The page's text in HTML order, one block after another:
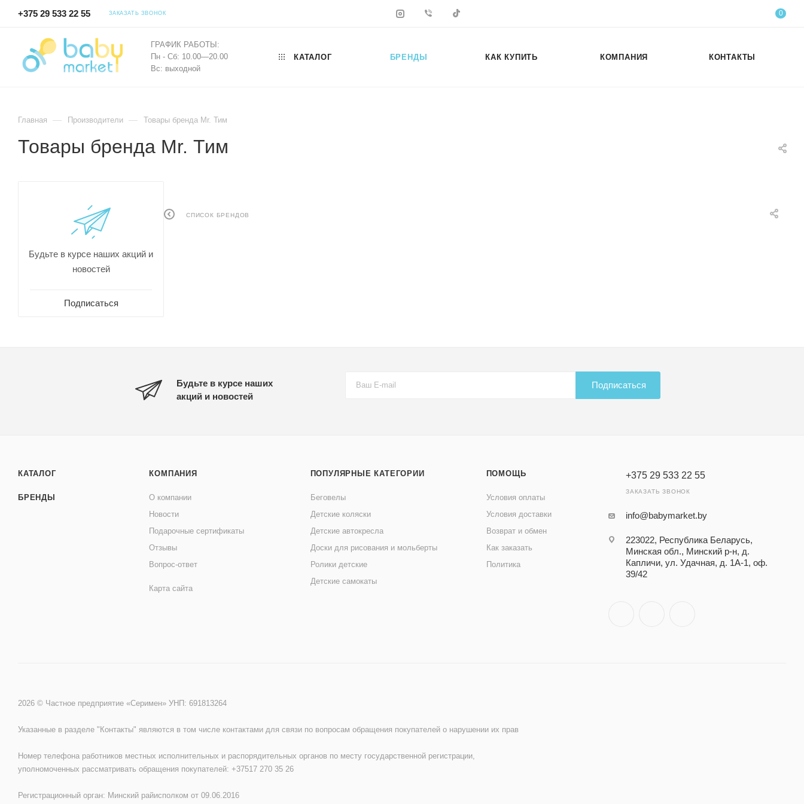
+375 29 533 22 55 ЗАКАЗАТЬ ЗВОНОК 0
ГРАФИК РАБОТЫ:
Пн - Сб: 10.00—20.00
Вс: выходной
КАТАЛОГ БРЕНДЫ КАК КУПИТЬ КОМПАНИЯ КОНТАКТЫ
Главная — Производители — Товары бренда Mr. Тим
Товары бренда Mr. Тим
СПИСОК БРЕНДОВ
Будьте в курсе наших акций и
новостей
Подписаться
Будьте в курсе наших
акций и новостей
Подписаться
КАТАЛОГ
БРЕНДЫ
КОМПАНИЯ
О компании
Новости
Подарочные сертификаты
Отзывы
Вопрос-ответ
Карта сайта
ПОПУЛЯРНЫЕ КАТЕГОРИИ
Беговелы
Детские коляски
Детские автокресла
Доски для рисования и мольберты
Ролики детские
Детские самокаты
ПОМОЩЬ
Условия оплаты
Условия доставки
Возврат и обмен
Как заказать
Политика
+375 29 533 22 55
ЗАКАЗАТЬ ЗВОНОК
info@babymarket.by
223022, Республика Беларусь,
Минская обл., Минский р-н, д.
Капличи, ул. Удачная, д. 1А-1, оф.
39/42
2026 © Частное предприятие «Серимен» УНП: 691813264
Указанные в разделе "Контакты" являются в том числе контактами для связи по вопросам обращения покупателей о нарушении их прав
Номер телефона работников местных исполнительных и распорядительных органов по месту государственной регистрации,
уполномоченных рассматривать обращения покупателей: +37517 270 35 26
Регистрационный орган: Минский райисполком от 09.06.2016